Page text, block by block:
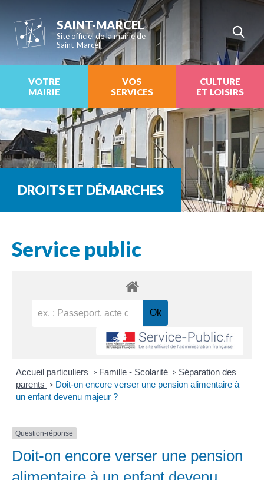
SAINT-MARCEL
Site officiel de la mairie de
Saint-Marcel
VOTRE
MAIRIE
VOS
SERVICES
CULTURE
ET LOISIRS
DROITS ET DÉMARCHES
Service public
Accueil particuliers > Famille - Scolarité > Séparation des
parents
> Doit-on encore verser une pension alimentaire à
un enfant devenu majeur ?
Question-réponse
Doit-on encore verser une pension